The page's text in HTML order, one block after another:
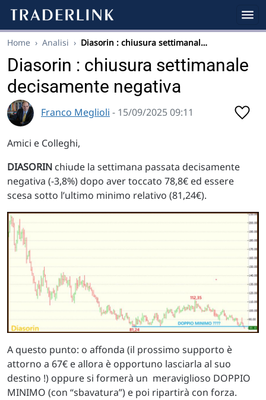
Home › Analisi › Diasorin : chiusura settimanal…
Diasorin : chiusura settimanale
decisamente negativa
Franco Meglioli - 15/09/2025 09:11
Amici e Colleghi,
DIASORIN chiude la settimana passata decisamente
negativa (-3,8%) dopo aver toccato 78,8€ ed essere
scesa sotto l’ultimo minimo relativo (81,24€).
A questo punto: o affonda (il prossimo supporto è
attorno a 67€ e allora è opportuno lasciarla al suo
destino !) oppure si formerà un meraviglioso DOPPIO
MINIMO (con “sbavatura”) e poi ripartirà con forza.